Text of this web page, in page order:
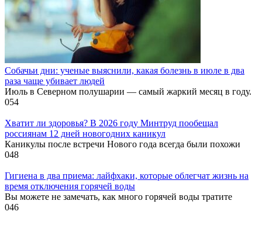
Собачьи дни: ученые выяснили, какая болезнь в июле в два
раза чаще убивает людей
Июль в Северном полушарии — самый жаркий месяц в году.
054
Хватит ли здоровья? В 2026 году Минтруд пообещал
россиянам 12 дней новогодних каникул
Каникулы после встречи Нового года всегда были похожи
048
Гигиена в два приема: лайфхаки, которые облегчат жизнь на
время отключения горячей воды
Вы можете не замечать, как много горячей воды тратите
046